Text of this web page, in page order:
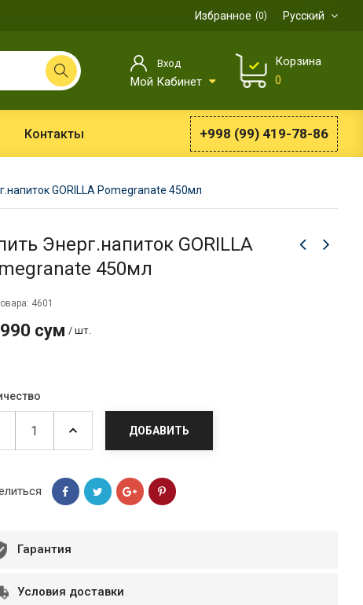
Русский
Избранное 0
Вход
Мой Кабинет
Корзина
0
Контакты +998 (99) 419-78-86
B.Д.
GORILLA Pomegranate 450мл
Энерг.напиток GORILLA
450мл
4601
сум / шт.
ДОБАВИТЬ
Гарантия
Условия доставки